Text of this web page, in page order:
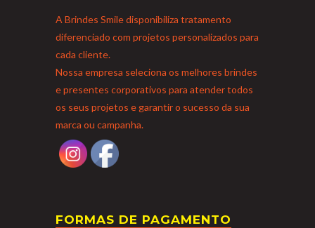
A Brindes Smile disponibiliza tratamento
diferenciado com projetos personalizados para
cada cliente.
Nossa empresa seleciona os melhores brindes
e presentes corporativos para atender todos
os seus projetos e garantir o sucesso da sua
marca ou campanha.
FORMAS DE PAGAMENTO